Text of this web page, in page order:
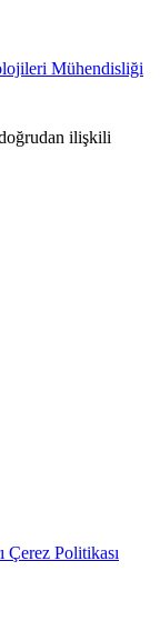
Mühendisliği
ilişkili
Çerez Politikası